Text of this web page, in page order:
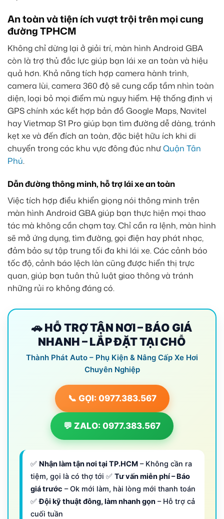
An toàn và tiện ích vượt trội trên mọi cung
đường TPHCM
Không chỉ dừng lại ở giải trí, màn hình Android GBA
còn là trợ thủ đắc lực giúp bạn lái xe an toàn và hiệu
quả hơn. Khả năng tích hợp camera hành trình,
camera lùi, camera 360 độ sẽ cung cấp tầm nhìn toàn
diện, loại bỏ mọi điểm mù nguy hiểm. Hệ thống định vị
GPS chính xác kết hợp bản đồ Google Maps, Navitel
hay Vietmap S1 Pro giúp bạn tìm đường dễ dàng, tránh
kẹt xe và đến đích an toàn, đặc biệt hữu ích khi di
chuyển trong các khu vực đông đúc nhưQuận Tân
Phú.
Dẫn đường thông minh, hỗ trợ lái xe an toàn
Việc tích hợp điều khiển giọng nói thông minh trên
màn hình Android GBA giúp bạn thực hiện mọi thao
tác mà không cần chạm tay. Chỉ cần ra lệnh, màn hình
sẽ mở ứng dụng, tìm đường, gọi điện hay phát nhạc,
đảm bảo sự tập trung tối đa khi lái xe. Các cảnh báo
tốc độ, cảnh báo lệch làn cũng được hiển thị trực
quan, giúp bạn tuân thủ luật giao thông và tránh
những rủi ro không đáng có.
🚗 HỖ TRỢ TẬN NƠI – BÁO GIÁ
NHANH – LẮP ĐẶT TẠI CHỖ
Thành Phát Auto – Phụ Kiện & Nâng Cấp Xe Hơi
Chuyên Nghiệp
📞 GỌI: 0977.383.567
💬 ZALO: 0977.383.567
✅ Nhận làm tận nơi tại TP.HCM – Không cần ra
tiệm, gọi là có thợ tới ✅ Tư vấn miễn phí – Báo
giá trước – Ok mới làm, hài lòng mới thanh toán
✅Đội kỹ thuật đông, làm nhanh gọn – Hỗ trợ cả
cuối tuần